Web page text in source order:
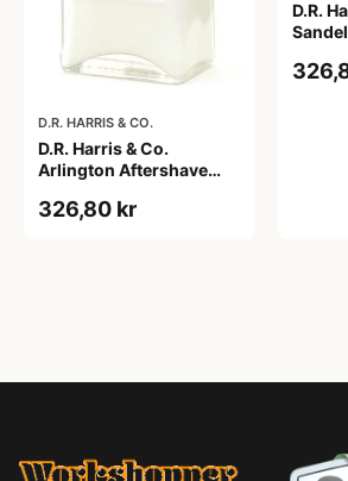
D.R. HARRIS & CO.
D.R. Harris & Co.
Arlington Aftershave
326,80 kr
D.R.